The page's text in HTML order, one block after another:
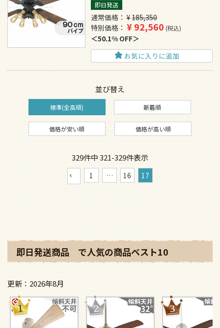
即日発送
通常価格 ¥185,350
特別価格
¥92,560 税込
50.1% OFF
お気に入りに追加
並び替え
標準(全高順) 新着順
価格が安い順 価格が高い順
329件中321-329件表示
1 … 16 17
即日発送商品 で人気の商品ベスト10
2026年8月